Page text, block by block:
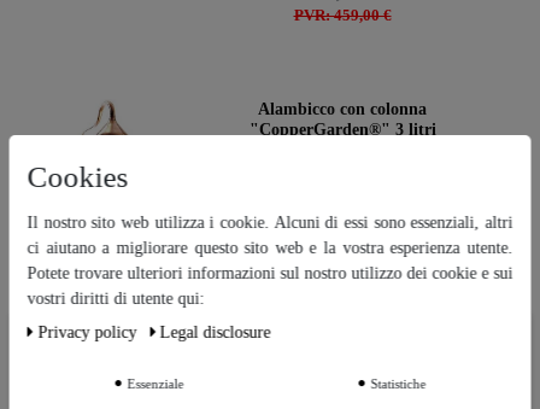
PVR: 459,00 €
Alambicco con colonna
"CopperGarden®" 3 litri
PVR: 399,00 €
359,00 €
Ceres::Template.cookieBarHintText
Ceres::Template.cookieBarMoreSettings
Cookies
Il nostro sito web utilizza i cookie. Alcuni di essi sono essenziali, altri
ci aiutano a migliorare questo sito web e la vostra esperienza utente.
Potete trovare ulteriori informazioni sul nostro utilizzo dei cookie e sui
vostri diritti di utente qui:
Privacy policy
Legal disclosure
Essenziale Statistiche